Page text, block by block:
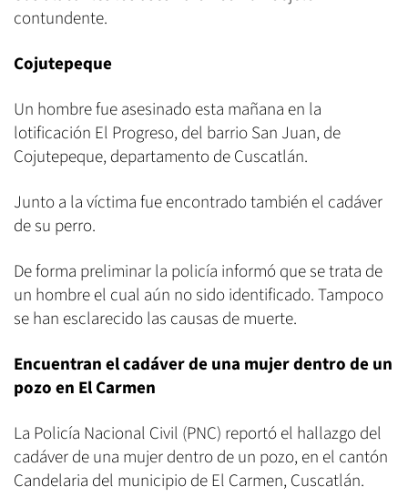
contundente.
Cojutepeque
Un hombre fue asesinado esta mañana en la
lotificación El Progreso, del barrio San Juan, de
Cojutepeque, departamento de Cuscatlán.
Junto a la víctima fue encontrado también el cadáver
de su perro.
De forma preliminar la policía informó que se trata de
un hombre el cual aún no sido identificado. Tampoco
se han esclarecido las causas de muerte.
Encuentran el cadáver de una mujer dentro de un
pozo en El Carmen
La Policía Nacional Civil (PNC) reportó el hallazgo del
cadáver de una mujer dentro de un pozo, en el cantón
Candelaria del municipio de El Carmen, Cuscatlán.